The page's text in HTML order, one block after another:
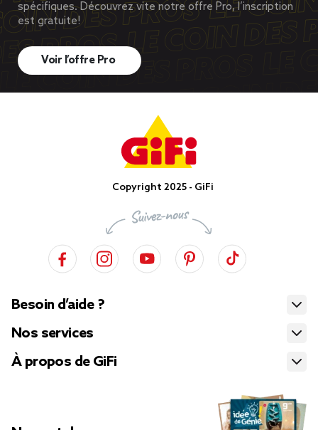
spécifiques. Découvrez vite notre offre Pro, l’inscription
est gratuite!
Voir l’offre Pro
Copyright 2025 - GiFi
Besoin d’aide ?
Nos services
À propos de GiFi